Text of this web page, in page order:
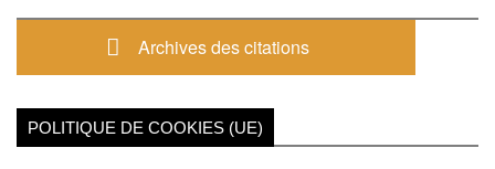
Archives des citations
POLITIQUE DE COOKIES (UE)